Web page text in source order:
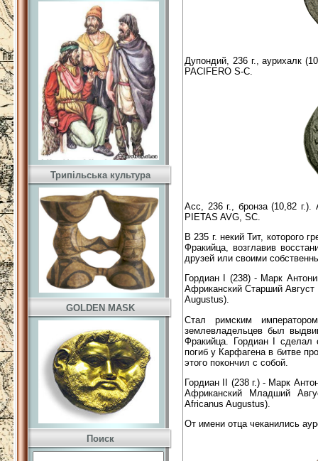
Трипільська культура
GOLDEN MASK
Поиск
Дупондий, 236 г., аурихалк
PACIFERO S-C.
Асс, 236 г., бронза (10,82
PIETAS AVG, SC.
В 235 г. некий Тит, которого
Фракийца, возглавив
друзей или своими
Гордиан I (238) - Марк
Африканский Старший Август
Augustus).
Стал римским
землевладельцев был
Фракийца. Гордиан I сделал
погиб у Карфагена в битве
этого покончил с собой.
Гордиан II (238 г.) - Марк
Африканский Младший
Africanus Augustus).
От имени отца чеканились